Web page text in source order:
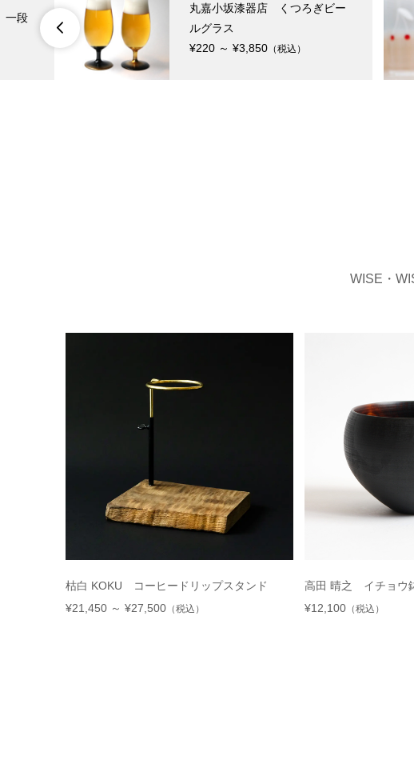

一段
丸嘉小坂漆器店 くつろぎビー
ルグラス
¥220 ～ ¥3,850 （税込）
WISE・
枯白 KOKU コーヒードリップスタンド
¥21,450 ～ ¥27,500 （税込）
高田 晴之 イチョウ
¥12,100（税込）